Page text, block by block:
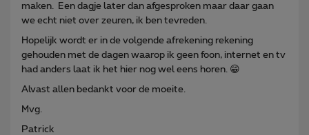
maken. Een dagje later dan afgesproken maar daar gaan
we echt niet over zeuren, ik ben tevreden.
Hopelijk wordt er in de volgende afrekening rekening
gehouden met de dagen waarop ik geen foon, internet en tv
had anders laat ik het hier nog wel eens horen. 😁
Alvast allen bedankt voor de moeite.
Mvg.
Patrick